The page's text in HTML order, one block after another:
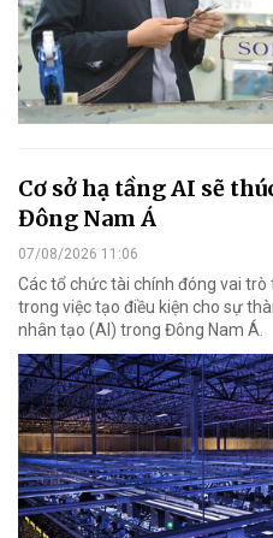
Cơ sở hạ tầng AI sẽ
Đông Nam Á
07/08/2026 11:06
Các tổ chức tài chính đóng vai
trong việc tạo điều kiện cho sự
nhân tạo (AI) trong Đông Nam Á.